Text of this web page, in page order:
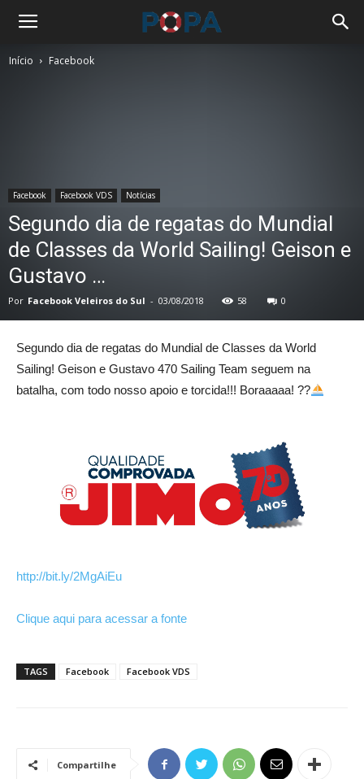
Início Facebook
Facebook Facebook VDS Notícias
Segundo dia de regatas do Mundial
de Classes da World Sailing! Geison e
Gustavo …
Por Facebook Veleiros do Sul - 03/08/2018 58 0
Segundo dia de regatas do Mundial de Classes da World
Sailing! Geison e Gustavo 470 Sailing Team seguem na
batalha, com todo nosso apoio e torcida!!! Boraaaaa! ??
http://bit.ly/2MgAiEu
Clique aqui para acessar a fonte
TAGS Facebook Facebook VDS
Compartilhe